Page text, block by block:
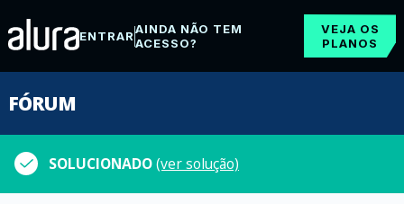
ENTRARAINDA NÃO TEM
ACESSO?
VEJA OS
PLANOS
FÓRUM
SOLUCIONADO(ver solução)